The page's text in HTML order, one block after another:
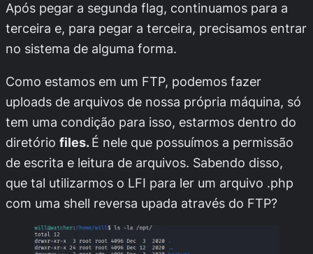
Após pegar a segunda flag, continuamos para a
terceira e, para pegar a terceira, precisamos entrar
no sistema de alguma forma.
Como estamos em um FTP, podemos fazer
uploads de arquivos de nossa própria máquina, só
tem uma condição para isso, estarmos dentro do
diretório files.É nele que possuímos a permissão
de escrita e leitura de arquivos. Sabendo disso,
que tal utilizarmos o LFI para ler um arquivo .php
com uma shell reversa upada através do FTP?